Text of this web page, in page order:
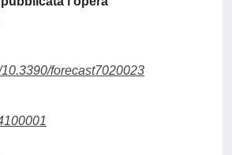
forecast7020023